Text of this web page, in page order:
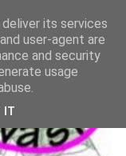
its services
user-agent are
and security
usage
IT